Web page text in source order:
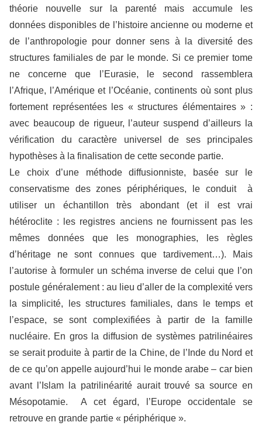
théorie nouvelle sur la parenté mais accumule les
données disponibles de l’histoire ancienne ou moderne et
de l’anthropologie pour donner sens à la diversité des
structures familiales de par le monde. Si ce premier tome
ne concerne que l’Eurasie, le second rassemblera
l’Afrique, l’Amérique et l’Océanie, continents où sont plus
fortement représentées les « structures élémentaires » :
avec beaucoup de rigueur, l’auteur suspend d’ailleurs la
vérification du caractère universel de ses principales
hypothèses à la finalisation de cette seconde partie.
Le choix d’une méthode diffusionniste, basée sur le
conservatisme des zones périphériques, le conduit à
utiliser un échantillon très abondant (et il est vrai
hétéroclite : les registres anciens ne fournissent pas les
mêmes données que les monographies, les règles
d’héritage ne sont connues que tardivement…). Mais
l’autorise à formuler un schéma inverse de celui que l’on
postule généralement : au lieu d’aller de la complexité vers
la simplicité, les structures familiales, dans le temps et
l’espace, se sont complexifiées à partir de la famille
nucléaire. En gros la diffusion de systèmes patrilinéaires
se serait produite à partir de la Chine, de l’Inde du Nord et
de ce qu’on appelle aujourd’hui le monde arabe – car bien
avant l’Islam la patrilinéarité aurait trouvé sa source en
Mésopotamie. A cet égard, l’Europe occidentale se
retrouve en grande partie « périphérique ».